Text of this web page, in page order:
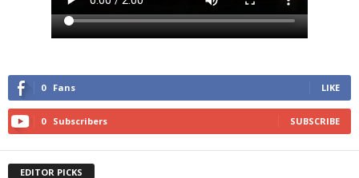
0 Fans LIKE
0 Subscribers SUBSCRIBE
EDITOR PICKS